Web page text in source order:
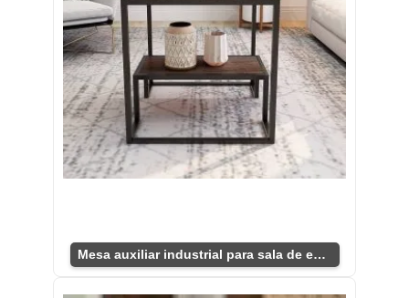
Mesa auxiliar industrial para sala de estar